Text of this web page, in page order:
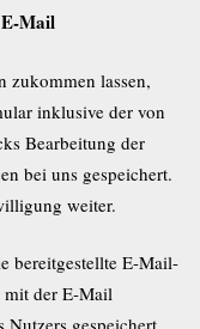
Mail
zukommen lassen,
inklusive der von
Bearbeitung der
bei uns gespeichert.
weiter.
bereitgestellte E-Mail-
mit der E-Mail
gespeichert.